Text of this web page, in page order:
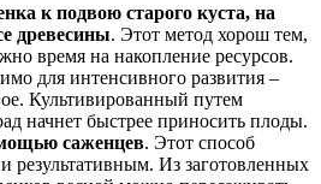
к подвою старого куста, на
древесины. Этот метод хорош тем,
время на накопление ресурсов.
для интенсивного развития –
Культивированный путем
начнет быстрее приносить плоды.
саженцев. Этот способ
результативным. Из заготовленных